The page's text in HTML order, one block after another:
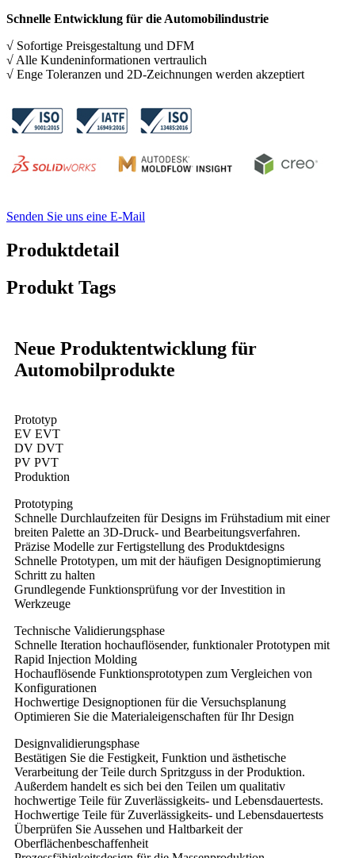
Schnelle Entwicklung für die Automobilindustrie
√ Sofortige Preisgestaltung und DFM
√ Alle Kundeninformationen vertraulich
√ Enge Toleranzen und 2D-Zeichnungen werden akzeptiert
Senden Sie uns eine E-Mail
Produktdetail
Produkt Tags
Neue Produktentwicklung für
Automobilprodukte
Prototyp
EV EVT
DV DVT
PV PVT
Produktion
Prototyping
Schnelle Durchlaufzeiten für Designs im Frühstadium mit einer
breiten Palette an 3D-Druck- und Bearbeitungsverfahren.
Präzise Modelle zur Fertigstellung des Produktdesigns
Schnelle Prototypen, um mit der häufigen Designoptimierung
Schritt zu halten
Grundlegende Funktionsprüfung vor der Investition in
Werkzeuge
Technische Validierungsphase
Schnelle Iteration hochauflösender, funktionaler Prototypen mit
Rapid Injection Molding
Hochauflösende Funktionsprototypen zum Vergleichen von
Konfigurationen
Hochwertige Designoptionen für die Versuchsplanung
Optimieren Sie die Materialeigenschaften für Ihr Design
Designvalidierungsphase
Bestätigen Sie die Festigkeit, Funktion und ästhetische
Verarbeitung der Teile durch Spritzguss in der Produktion.
Außerdem handelt es sich bei den Teilen um qualitativ
hochwertige Teile für Zuverlässigkeits- und Lebensdauertests.
Hochwertige Teile für Zuverlässigkeits- und Lebensdauertests
Überprüfen Sie Aussehen und Haltbarkeit der
Oberflächenbeschaffenheit